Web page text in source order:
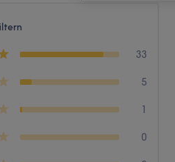
33
5
1
0